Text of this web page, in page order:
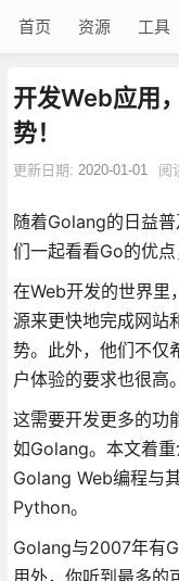
首页 资源 工具
开发Web应用
势！
更新日期: 2020-01-01 阅
随着Golang的日益
们一起看看Go的优
在Web开发的世界里
源来更快地完成网站
势。此外，他们不仅
户体验的要求也很高。
这需要开发更多的功
如Golang。本文着
Golang Web编程与
Python。
Golang与2007年有
用外，你听到最多的